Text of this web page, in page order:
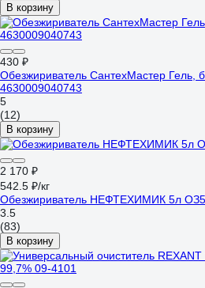
В корзину
430 ₽
Обезжириватель СантехМастер Гель,
4630009040743
5
(12)
В корзину
2 170 ₽
542.5 ₽/кг
Обезжириватель НЕФТЕХИМИК 5л
3.5
(83)
В корзину